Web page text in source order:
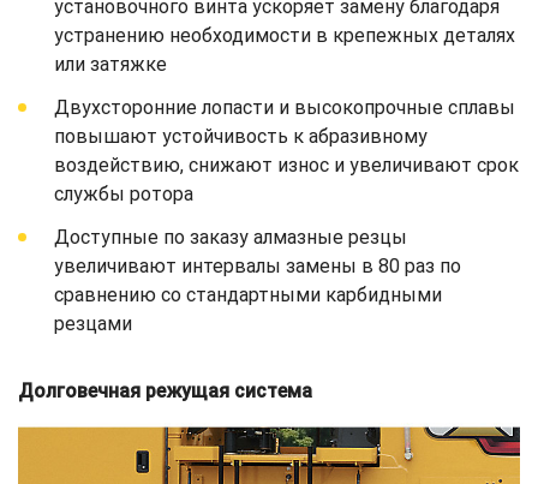
установочного винта ускоряет замену благодаря
устранению необходимости в крепежных деталях
или затяжке
Двухсторонние лопасти и высокопрочные сплавы
повышают устойчивость к абразивному
воздействию, снижают износ и увеличивают срок
службы ротора
Доступные по заказу алмазные резцы
увеличивают интервалы замены в 80 раз по
сравнению со стандартными карбидными
резцами
Долговечная режущая система